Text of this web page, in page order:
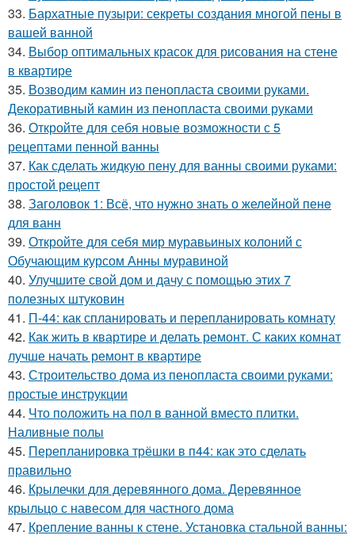
33. Бархатные пузыри: секреты создания многой пены в
вашей ванной
34. Выбор оптимальных красок для рисования на стене
в квартире
35. Возводим камин из пенопласта своими руками.
Декоративный камин из пенопласта своими руками
36. Откройте для себя новые возможности с 5
рецептами пенной ванны
37. Как сделать жидкую пену для ванны своими руками:
простой рецепт
38. Заголовок 1: Всё, что нужно знать о желейной пенe
для ванн
39. Откройте для себя мир муравьиных колоний с
Обучающим курсом Анны муравиной
40. Улучшите свой дом и дачу с помощью этих 7
полезных штуковин
41. П-44: как спланировать и перепланировать комнату
42. Как жить в квартире и делать ремонт. С каких комнат
лучше начать ремонт в квартире
43. Строительство дома из пенопласта своими руками:
простые инструкции
44. Что положить на пол в ванной вместо плитки.
Наливные полы
45. Перепланировка трёшки в п44: как это сделать
правильно
46. Крылечки для деревянного дома. Деревянное
крыльцо с навесом для частного дома
47. Крепление ванны к стене. Установка стальной ванны: